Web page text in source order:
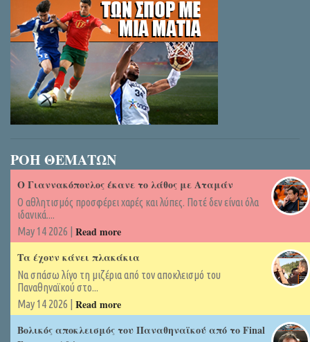
ΡΟΗ ΘΕΜΑΤΩΝ
Ο Γιαννακόπουλος έκανε το λάθος με Αταμάν
Ο αθλητισμός προσφέρει χαρές και λύπες. Ποτέ δεν είναι όλα
ιδανικά....
May 14 2026 | Read more
Τα έχουν κάνει πλακάκια
Να σπάσω λίγο τη μιζέρια από τον αποκλεισμό του
Παναθηναϊκού στο...
May 14 2026 | Read more
Βολικός αποκλεισμός του Παναθηναϊκού από το Final